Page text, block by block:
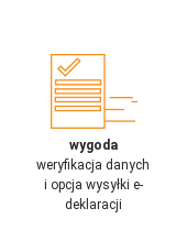
wygoda
weryfikacja danych
i opcja wysyłki e-
deklaracji